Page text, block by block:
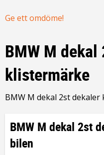
Ge ett omdöme!
BMW M
klistermärke
BMW M dekal 2st
BMW M dekal 2st
bilen